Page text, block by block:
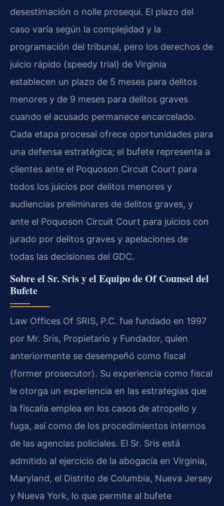
desestimación o nolle prosequi. El plazo del
caso varía según la complejidad y la
programación del tribunal, pero los derechos de
juicio rápido (speedy trial) de Virginia
establecen un plazo de 5 meses para delitos
menores y de 9 meses para delitos graves
cuando el acusado permanece encarcelado.
Cada etapa procesal ofrece oportunidades para
una defensa estratégica; el bufete representa a
clientes ante el Poquoson Circuit Court para
todos los juicios por delitos menores y
audiencias preliminares de delitos graves, y
ante el Poquoson Circuit Court para juicios con
jurado por delitos graves y apelaciones de
todas las decisiones del GDC.
Sobre el Sr. Sris y el Equipo de Of Counsel del
Bufete
Law Offices Of SRIS, P.C. fue fundado en 1997
por Mr. Sris, Propietario y Fundador, quien
anteriormente se desempeñó como fiscal
(former prosecutor). Su experiencia como fiscal
le otorga un experiencia en las estrategias que
la fiscalía emplea en los casos de atropello y
fuga, así como de los procedimientos internos
de las agencias policiales. El Sr. Sris está
admitido al ejercicio de la abogacía en Virginia,
Maryland, el Distrito de Columbia, Nueva Jersey
y Nueva York, lo que permite al bufete